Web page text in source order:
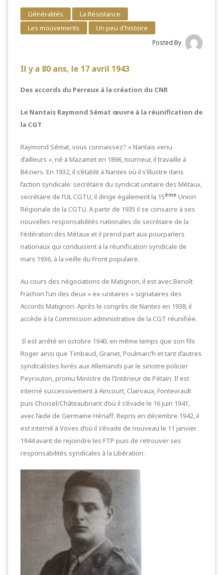
Généralités
La Résistance
Les mouvements
Un peu d'histoire
Posted By
Il y a 80 ans, le 17 avril 1943
Des accords du Perreux à la création du CNR
Le Nantais Raymond Sémat œuvre à la réunification de
la CGT
Raymond Sémat, vous connaissez? « Nantais venu
d’ailleurs », né à Mazamet en 1896, tourneur, il travaille à
Béziers. En 1932, il s’établit à Nantes où il s’illustre dans
l’action syndicale: secrétaire du syndicat unitaire des Métaux,
secrétaire de l’UL CGTU, il dirige également la 15ème Union
Régionale de la CGTU. A partir de 1935 il se consacre à ses
nouvelles responsabilités nationales de secrétaire de la
Fédération des Métaux et il prend part aux pourparlers
nationaux qui conduisent à la réunification syndicale de
mars 1936, à la veille du Front populaire.
Au cours des négociations de Matignon, il est avec Benoît
Frachon l’un des deux « ex-unitaires » signataires des
Accords Matignon. Après le congrès de Nantes en 1938, il
accède à la Commission administrative de la CGT réunifiée.
Il est arrêté en octobre 1940, en même temps que son fils
Roger ainsi que Timbaud, Granet, Poulmarc’h et tant d’autres
syndicalistes livrés aux Allemands par le sinistre policier
Peyrouton, promu Ministre de l’Intérieur de Pétain. Il est
interné successivement à Aincourt, Clairvaux, Fontevrault
puis Choisel/Châteaubriant d’où il s’évade le 16 juin 1941,
avec l’aide de Germaine Hénaff. Repris en décembre 1942, il
est interné à Voves d’où il s’évade de nouveau le 11 janvier
1944 avant de rejoindre les FTP puis de retrouver ses
responsabilités syndicales à la Libération.